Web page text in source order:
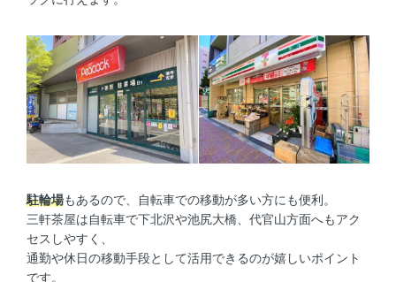
駐輪場もあるので、自転車での移動が多い方にも便利。
三軒茶屋は自転車で下北沢や池尻大橋、代官山方面へもアク
セスしやすく、
通勤や休日の移動手段として活用できるのが嬉しいポイント
です。